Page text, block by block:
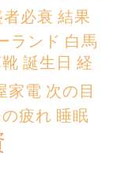
者必衰 結果
ランド 白馬
誕生日 経
家電 次の目
の疲れ 睡眠